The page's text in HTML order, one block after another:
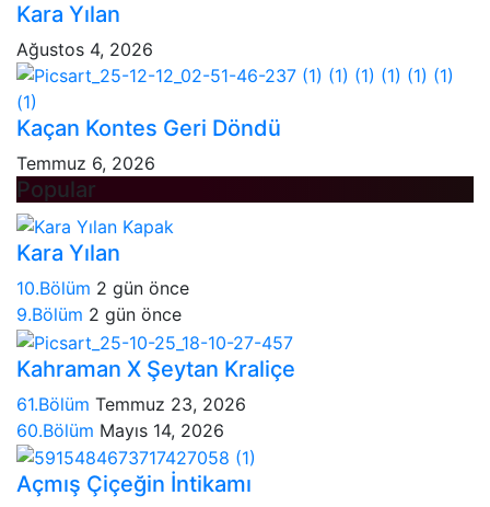
Kara Yılan
Ağustos 4, 2026
Kaçan Kontes Geri Döndü
Temmuz 6, 2026
Popular
Kara Yılan
10.Bölüm 2 gün önce
9.Bölüm 2 gün önce
Kahraman X Şeytan Kraliçe
61.Bölüm Temmuz 23, 2026
60.Bölüm Mayıs 14, 2026
Açmış Çiçeğin İntikamı